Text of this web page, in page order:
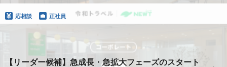
応相談 正社員
【リーダー候補】急成長・急拡大フェーズのスタート